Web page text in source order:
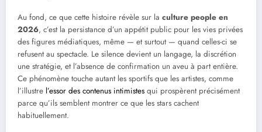
Au fond, ce que cette histoire révèle sur la culture people en
2026, c’est la persistance d’un appétit public pour les vies privées
des figures médiatiques, même — et surtout — quand celles-ci se
refusent au spectacle. Le silence devient un langage, la discrétion
une stratégie, et l’absence de confirmation un aveu à part entière.
Ce phénomène touche autant les sportifs que les artistes, comme
l’illustre l’essor des contenus intimistes qui prospèrent précisément
parce qu’ils semblent montrer ce que les stars cachent
habituellement.